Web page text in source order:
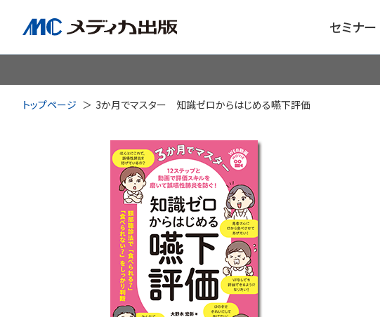
セミナー
脳神経 循環器 心臓血管
透析・腎臓・血液浄化
耳鼻咽喉科
手術室・麻酔
感染管理・感染症
トップページ 3か月でマスター 知識ゼロからはじめる嚥下評価